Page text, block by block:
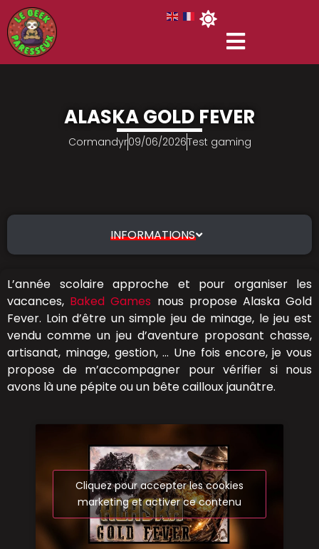
ALASKA GOLD FEVER
Cormandyr09/06/2026Test gaming
INFORMATIONS
L’année scolaire approche et pour organiser les
vacances, Baked Games nous propose Alaska Gold
Fever. Loin d’être un simple jeu de minage, le jeu est
vendu comme un jeu d’aventure proposant chasse,
artisanat, minage, gestion, … Une fois encore, je vous
propose de m’accompagner pour vérifier si nous
avons là une pépite ou un bête cailloux jaunâtre.
Cliquez pour accepter les cookies
marketing et activer ce contenu